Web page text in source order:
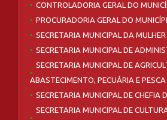
CONTROLADORIA GERAL DO
PROCURADORIA GERAL DO
SECRETARIA MUNICIPAL DA MULHER
SECRETARIA MUNICIPAL DE
SECRETARIA MUNICIPAL DE
ABASTECIMENTO, PECUÁRIA E PESCA
SECRETARIA MUNICIPAL DE CHEFIA
SECRETARIA MUNICIPAL DE